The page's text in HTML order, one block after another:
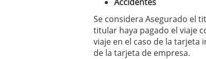
Se considera Asegurado el
titular haya pagado el viaje
viaje en el caso de la tarjeta
de la tarjeta de empresa.